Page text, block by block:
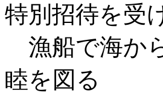
特別招待を受
漁船で海か
睦を図る